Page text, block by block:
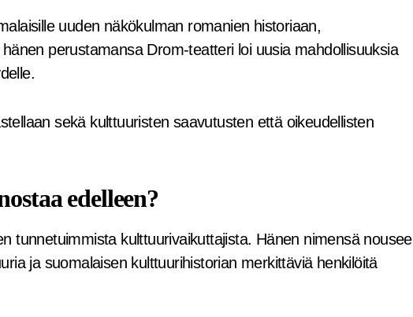
uuden näkökulman romanien historiaan,
perustamansa Drom-teatteri loi uusia mahdollisuuksia
sekä kulttuuristen saavutusten että oikeudellisten
edelleen?
tunnetuimmista kulttuurivaikuttajista. Hänen nimensä nousee
ja suomalaisen kulttuurihistorian merkittäviä henkilöitä